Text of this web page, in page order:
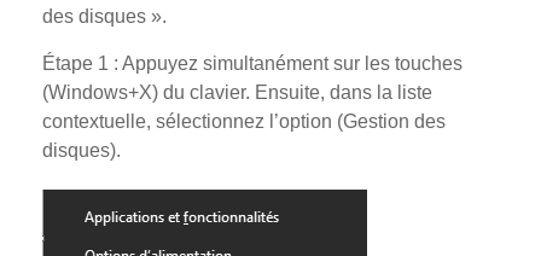
des disques ».
Étape 1 : Appuyez simultanément sur les touches
(Windows+X) du clavier. Ensuite, dans la liste
contextuelle, sélectionnez l’option (Gestion des
disques).